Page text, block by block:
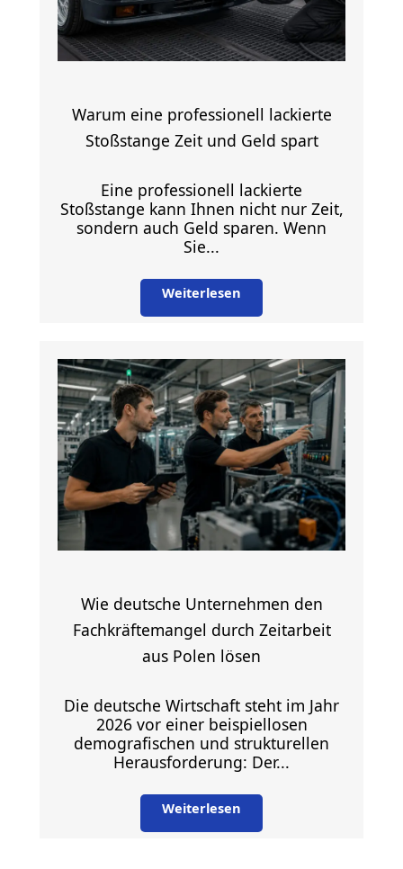
Warum eine professionell lackierte
Stoßstange Zeit und Geld spart
Eine professionell lackierte
Stoßstange kann Ihnen nicht nur Zeit,
sondern auch Geld sparen. Wenn
Sie...
Weiterlesen
Wie deutsche Unternehmen den
Fachkräftemangel durch Zeitarbeit
aus Polen lösen
Die deutsche Wirtschaft steht im Jahr
2026 vor einer beispiellosen
demografischen und strukturellen
Herausforderung: Der...
Weiterlesen